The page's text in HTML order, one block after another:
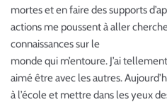
mortes et en faire des supports
actions me poussent à aller
connaissances sur le
monde qui m’entoure. J’ai
aimé être avec les autres.
à l’école et mettre dans les yeux